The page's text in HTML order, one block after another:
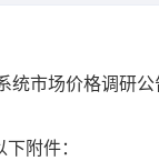
统市场价格调研公
附件：